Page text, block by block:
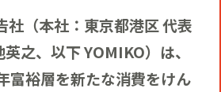
プメント
社（本社：東京都港区 代表
之、以下 YOMIKO）は、
富裕層を新たな消費をけん